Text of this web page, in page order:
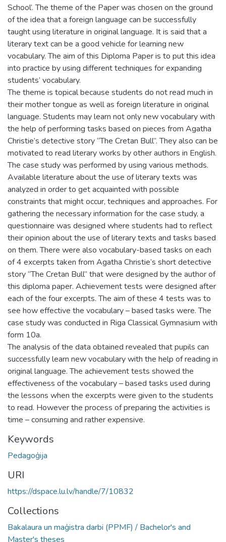
School’. The theme of the Paper was chosen on the ground
of the idea that a foreign language can be successfully
taught using literature in original language. It is said that a
literary text can be a good vehicle for learning new
vocabulary. The aim of this Diploma Paper is to put this idea
into practice by using different techniques for expanding
students’ vocabulary.
The theme is topical because students do not read much in
their mother tongue as well as foreign literature in original
language. Students may learn not only new vocabulary with
the help of performing tasks based on pieces from Agatha
Christie’s detective story “The Cretan Bull”. They also can be
motivated to read literary works by other authors in English.
The case study was performed by using various methods.
Available literature about the use of literary texts was
analyzed in order to get acquainted with possible
constraints that might occur, techniques and approaches. For
gathering the necessary information for the case study, a
questionnaire was designed where students had to reflect
their opinion about the use of literary texts and tasks based
on them. There were also vocabulary-based tasks on each
of 4 excerpts taken from Agatha Christie’s short detective
story “The Cretan Bull” that were designed by the author of
this diploma paper. Achievement tests were designed after
each of the four excerpts. The aim of these 4 tests was to
see how effective the vocabulary – based tasks were. The
case study was conducted in Riga Classical Gymnasium with
form 10a.
The analysis of the data obtained revealed that pupils can
successfully learn new vocabulary with the help of reading in
original language. The achievement tests showed the
effectiveness of the vocabulary – based tasks used during
the lessons when the excerpts were given to the students
to read. However the process of preparing the activities is
time – consuming and rather expensive.
Keywords
Pedagoģija
URI
https://dspace.lu.lv/handle/7/10832
Collections
Bakalaura un maģistra darbi (PPMF) / Bachelor's and
Master's theses